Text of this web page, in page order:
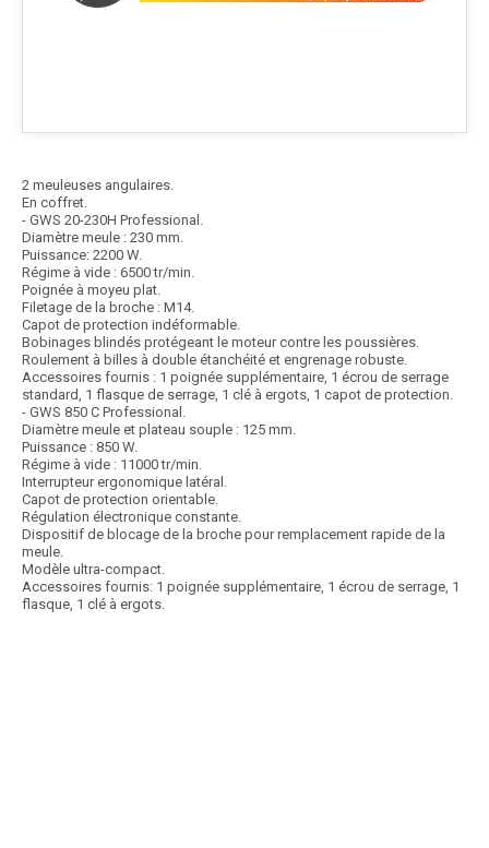
2 meuleuses angulaires.
En coffret.
- GWS 20-230H Professional.
Diamètre meule : 230 mm.
Puissance: 2200 W.
Régime à vide : 6500 tr/min.
Poignée à moyeu plat.
Filetage de la broche : M14.
Capot de protection indéformable.
Bobinages blindés protégeant le moteur contre les poussières.
Roulement à billes à double étanchéité et engrenage robuste.
Accessoires fournis : 1 poignée supplémentaire, 1 écrou de serrage
standard, 1 flasque de serrage, 1 clé à ergots, 1 capot de protection.
- GWS 850 C Professional.
Diamètre meule et plateau souple : 125 mm.
Puissance : 850 W.
Régime à vide : 11000 tr/min.
Interrupteur ergonomique latéral.
Capot de protection orientable.
Régulation électronique constante.
Dispositif de blocage de la broche pour remplacement rapide de la
meule.
Modèle ultra-compact.
Accessoires fournis: 1 poignée supplémentaire, 1 écrou de serrage, 1
flasque, 1 clé à ergots.